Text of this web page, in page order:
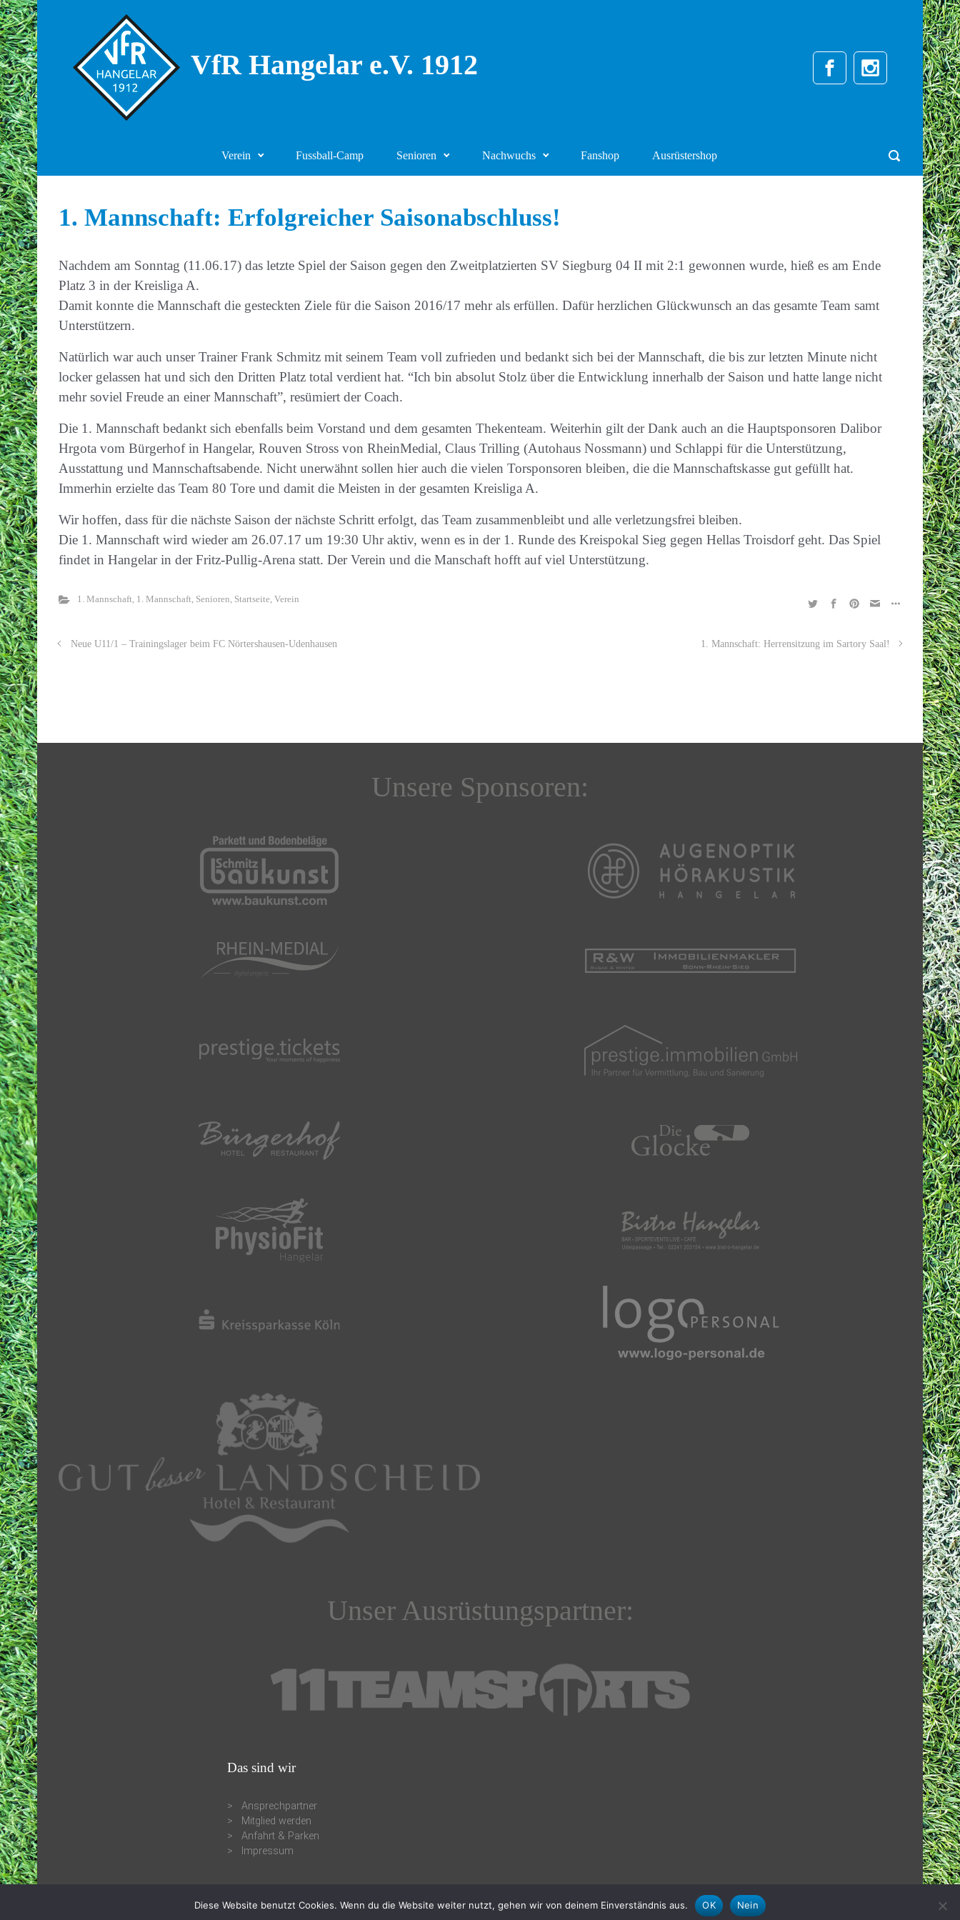
Zum Hauptinhalt springen
VfR Hangelar e.V. 1912
Verein Fussball-Camp Senioren Nachwuchs Fanshop Ausrüstershop
1. Mannschaft: Erfolgreicher Saisonabschluss!
Nachdem am Sonntag (11.06.17) das letzte Spiel der Saison gegen den Zweitplatzierten SV Siegburg 04 II mit 2:1 gewonnen wurde, hieß es am Ende
Platz 3 in der Kreisliga A.
Damit konnte die Mannschaft die gesteckten Ziele für die Saison 2016/17 mehr als erfüllen. Dafür herzlichen Glückwunsch an das gesamte Team samt
Unterstützern.
Natürlich war auch unser Trainer Frank Schmitz mit seinem Team voll zufrieden und bedankt sich bei der Mannschaft, die bis zur letzten Minute nicht
locker gelassen hat und sich den Dritten Platz total verdient hat. “Ich bin absolut Stolz über die Entwicklung innerhalb der Saison und hatte lange nicht
mehr soviel Freude an einer Mannschaft”, resümiert der Coach.
Die 1. Mannschaft bedankt sich ebenfalls beim Vorstand und dem gesamten Thekenteam. Weiterhin gilt der Dank auch an die Hauptsponsoren Dalibor
Hrgota vom Bürgerhof in Hangelar, Rouven Stross von RheinMedial, Claus Trilling (Autohaus Nossmann) und Schlappi für die Unterstützung,
Ausstattung und Mannschaftsabende. Nicht unerwähnt sollen hier auch die vielen Torsponsoren bleiben, die die Mannschaftskasse gut gefüllt hat.
Immerhin erzielte das Team 80 Tore und damit die Meisten in der gesamten Kreisliga A.
Wir hoffen, dass für die nächste Saison der nächste Schritt erfolgt, das Team zusammenbleibt und alle verletzungsfrei bleiben.
Die 1. Mannschaft wird wieder am 26.07.17 um 19:30 Uhr aktiv, wenn es in der 1. Runde des Kreispokal Sieg gegen Hellas Troisdorf geht. Das Spiel
findet in Hangelar in der Fritz-Pullig-Arena statt. Der Verein und die Manschaft hofft auf viel Unterstützung.
1. Mannschaft, 1. Mannschaft, Senioren, Startseite, Verein
Neue U11/1 – Trainingslager beim FC Nörtershausen-Udenhausen 1. Mannschaft: Herrensitzung im Sartory Saal!
Unsere Sponsoren:
Unser Ausrüstungspartner:
Das sind wir
Ansprechpartner
Mitglied werden
Anfahrt & Parken
Impressum
Diese Website benutzt Cookies. Wenn du die Website weiter nutzt, gehen wir von deinem Einverständnis aus. OK Nein